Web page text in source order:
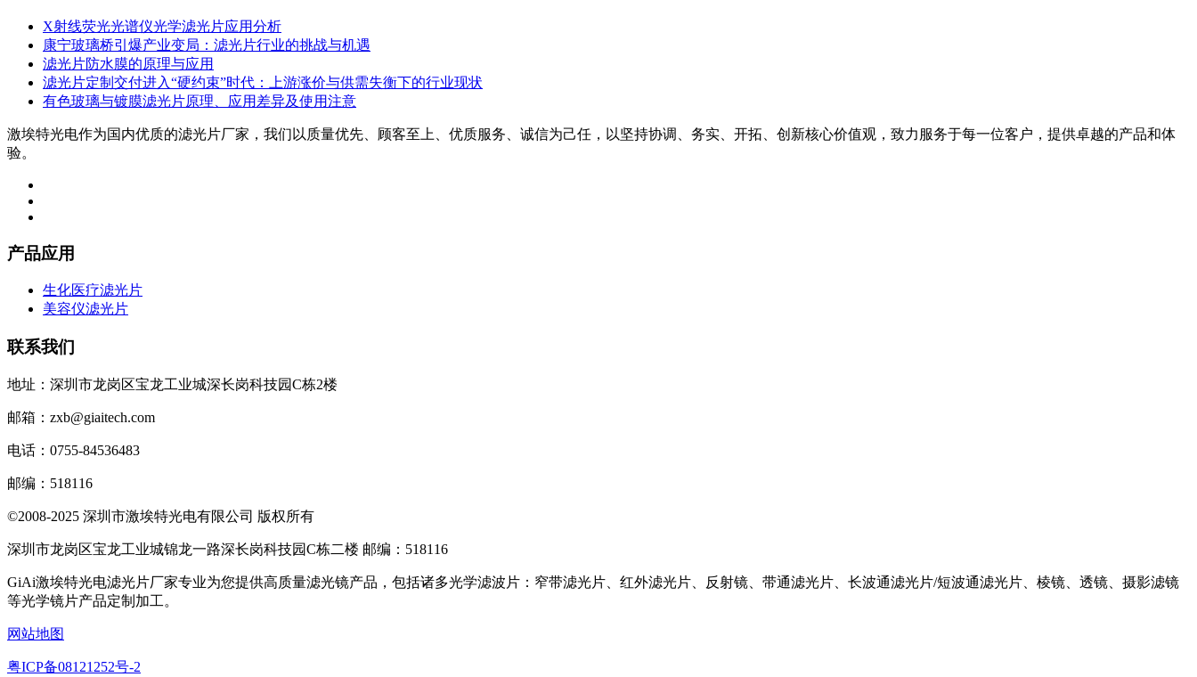
X射线荧光光谱仪光学滤光片应用分析
康宁玻璃桥引爆产业变局：滤光片行业的挑战与机遇
滤光片防水膜的原理与应用
滤光片定制交付进入“硬约束”时代：上游涨价与供需失衡下的行业现状
有色玻璃与镀膜滤光片原理、应用差异及使用注意
激埃特光电作为国内优质的滤光片厂家，我们以质量优先、顾客至上、优质服务、诚信为己任，以坚持协调、务实、开拓、创新核心价值观，致力服务于每一位客户，提供卓越的产品和体
验。
产品应用
生化医疗滤光片
美容仪滤光片
联系我们
地址：深圳市龙岗区宝龙工业城深长岗科技园C栋2楼
邮箱：zxb@giaitech.com
电话：0755-84536483
邮编：518116
©2008-2025 深圳市激埃特光电有限公司 版权所有
深圳市龙岗区宝龙工业城锦龙一路深长岗科技园C栋二楼 邮编：518116
GiAi激埃特光电滤光片厂家专业为您提供高质量滤光镜产品，包括诸多光学滤波片：窄带滤光片、红外滤光片、反射镜、带通滤光片、长波通滤光片/短波通滤光片、棱镜、透镜、摄影滤镜
等光学镜片产品定制加工。
网站地图
粤ICP备08121252号-2